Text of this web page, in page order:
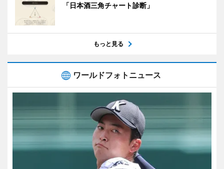
「日本酒三角チャート診断」
もっと見る
ワールドフォトニュース